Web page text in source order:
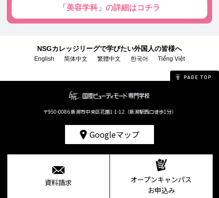
「美容学科」の詳細はコチラ
NSGカレッジリーグで学びたい外国人の皆様へ
English 简体中文 繁體中文 한국어 Tiếng Việt
〒950-0086 新潟市中央区花園1-1-12（新潟駅西口徒歩1分）
Googleマップ
資料請求
オープンキャンパス
お申込み